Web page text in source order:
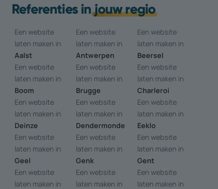
Referenties injouw regio
Een website
laten maken in
Aalst
Een website
laten maken in
Antwerpen
Een website
laten maken in
Beersel
Een website
laten maken in
Boom
Een website
laten maken in
Brugge
Een website
laten maken in
Charleroi
Een website
laten maken in
Deinze
Een website
laten maken in
Dendermonde
Een website
laten maken in
Eeklo
Een website
laten maken in
Geel
Een website
laten maken in
Genk
Een website
laten maken in
Gent
Een website
laten maken in
Een website
laten maken in
Een website
laten maken in